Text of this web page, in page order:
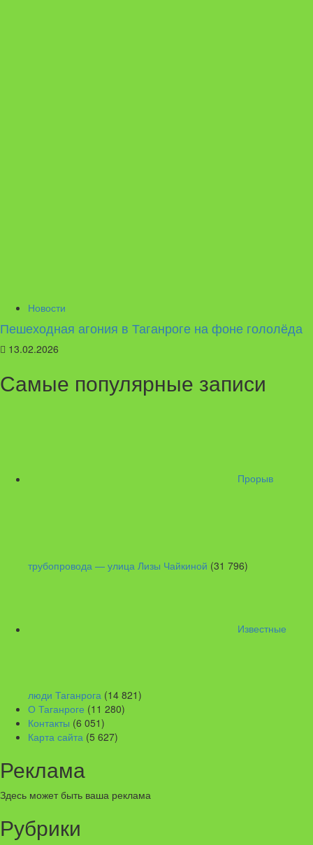
Новости
Пешеходная агония в Таганроге на фоне гололёда
13.02.2026
Самые популярные записи
Прорыв
трубопровода — улица Лизы Чайкиной (31 796)
Известные
люди Таганрога (14 821)
О Таганроге (11 280)
Контакты (6 051)
Карта сайта (5 627)
Реклама
Здесь может быть ваша реклама
Рубрики